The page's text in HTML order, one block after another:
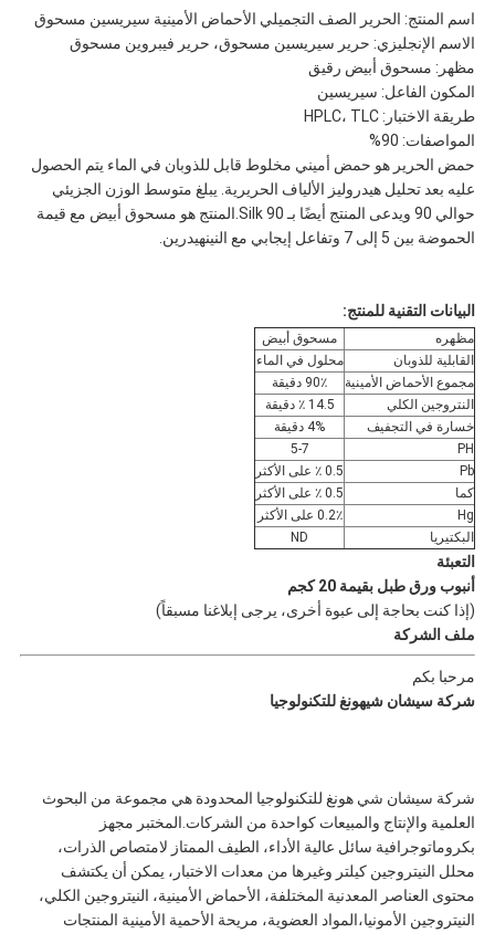
اسم المنتج: الحرير الصف التجميلي الأحماض الأمينية سيريسين مسحوق
الاسم الإنجليزي: حرير سيريسين مسحوق، حرير فيبروين مسحوق
مظهر: مسحوق أبيض رقيق
المكون الفاعل: سيريسين
طريقة الاختبار: HPLC، TLC
المواصفات: 90%
حمض الحرير هو حمض أميني مخلوط قابل للذوبان في الماء يتم الحصول
عليه بعد تحليل هيدروليز الألياف الحريرية. يبلغ متوسط الوزن الجزيئي
حوالي 90 ويدعى المنتج أيضًا بـ Silk 90.المنتج هو مسحوق أبيض مع قيمة
الحموضة بين 5 إلى 7 وتفاعل إيجابي مع النينهيدرين.
البيانات التقنية للمنتج:
مظهره
مسحوق أبيض
القابلية للذوبان
محلول في الماء
مجموع الأحماض الأمينية
90٪ دقيقة
النتروجين الكلي
14.5 ٪ دقيقة
خسارة في التجفيف
4% دقيقة
PH
5-7
Pb
0.5 ٪ على الأكثر
كما
0.5 ٪ على الأكثر
Hg
0.2٪ على الأكثر
البكتيريا
ND
التعبئة
أنبوب ورق طبل بقيمة 20 كجم
(إذا كنت بحاجة إلى عبوة أخرى، يرجى إبلاغنا مسبقاً)
ملف الشركة
مرحبا بكم
شركة سيشان شيهونغ للتكنولوجيا
شركة سيشان شي هونغ للتكنولوجيا المحدودة هي مجموعة من البحوث
العلمية والإنتاج والمبيعات كواحدة من الشركات.المختبر مجهز
بكروماتوجرافية سائل عالية الأداء، الطيف الممتاز لامتصاص الذرات،
محلل النيتروجين كيلتر وغيرها من معدات الاختبار، يمكن أن يكتشف
محتوى العناصر المعدنية المختلفة، الأحماض الأمينية، النيتروجين الكلي،
النيتروجين الأمونيا،المواد العضوية، مريحة الأحمية الأمينية المنتجات